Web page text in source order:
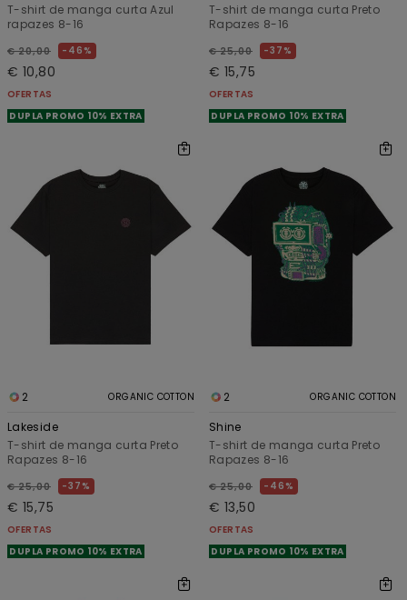
T-shirt de manga curta Azul
rapazes 8-16
€ 20,00 46%
€ 10,80
OFERTAS
DUPLA PROMO 10% EXTRA
T-shirt de manga curta Preto
Rapazes 8-16
€ 25,00 37%
€ 15,75
OFERTAS
DUPLA PROMO 10% EXTRA
2 ORGANIC COTTON
Lakeside
T-shirt de manga curta Preto
Rapazes 8-16
€ 25,00 37%
€ 15,75
OFERTAS
DUPLA PROMO 10% EXTRA
2 ORGANIC COTTON
Shine
T-shirt de manga curta Preto
Rapazes 8-16
€ 25,00 46%
€ 13,50
OFERTAS
DUPLA PROMO 10% EXTRA